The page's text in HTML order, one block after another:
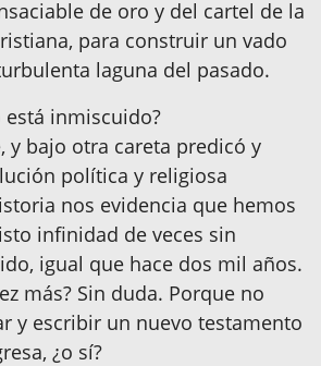
de oro y del cartel de la
para construir un vado
laguna del pasado.
está inmiscuido?
y bajo otra careta predicó y
política y religiosa
nos evidencia que hemos
infinidad de veces sin
igual que hace dos mil años.
más? Sin duda. Porque no
y escribir un nuevo testamento
¿o sí?